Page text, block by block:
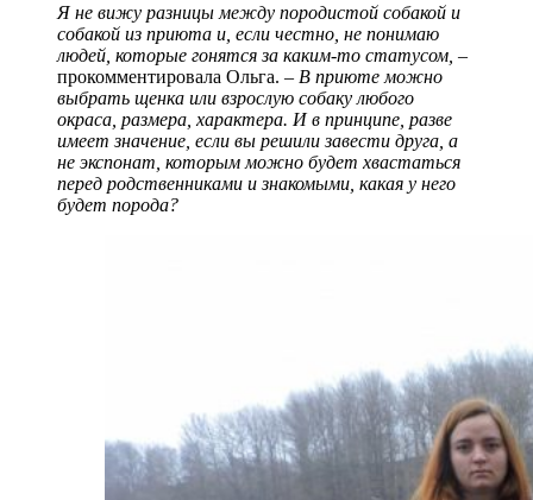
Я не вижу разницы между породистой собакой и
собакой из приюта и, если честно, не понимаю
людей, которые гонятся за каким-то статусом, –
прокомментировала Ольга. – В приюте можно
выбрать щенка или взрослую собаку любого
окраса, размера, характера. И в принципе, разве
имеет значение, если вы решили завести друга, а
не экспонат, которым можно будет хвастаться
перед родственниками и знакомыми, какая у него
будет порода?